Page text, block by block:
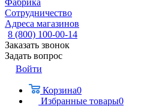
Фабрика
Сотрудничество
Адреса магазинов
8 (800) 100-00-14
Заказать звонок
Задать вопрос
Войти
Корзина0
Избранные товары0